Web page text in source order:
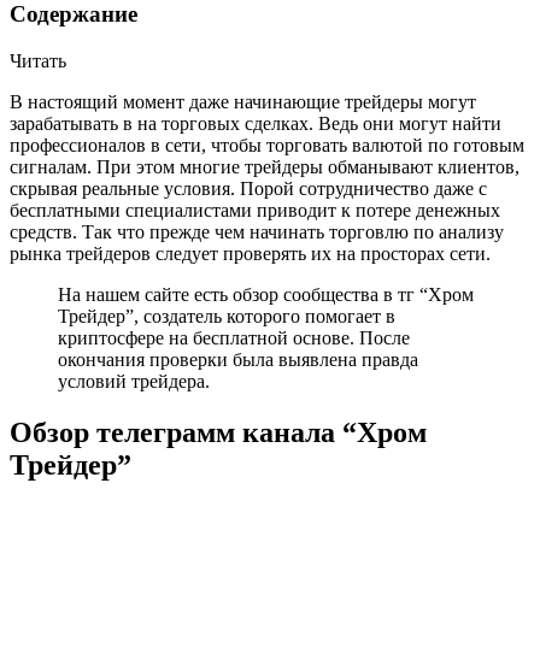
Содержание
Читать
В настоящий момент даже начинающие трейдеры могут
зарабатывать в на торговых сделках. Ведь они могут найти
профессионалов в сети, чтобы торговать валютой по готовым
сигналам. При этом многие трейдеры обманывают клиентов,
скрывая реальные условия. Порой сотрудничество даже с
бесплатными специалистами приводит к потере денежных
средств. Так что прежде чем начинать торговлю по анализу
рынка трейдеров следует проверять их на просторах сети.
На нашем сайте есть обзор сообщества в тг “Хром
Трейдер”, создатель которого помогает в
криптосфере на бесплатной основе. После
окончания проверки была выявлена правда
условий трейдера.
Обзор телеграмм канала “Хром
Трейдер”